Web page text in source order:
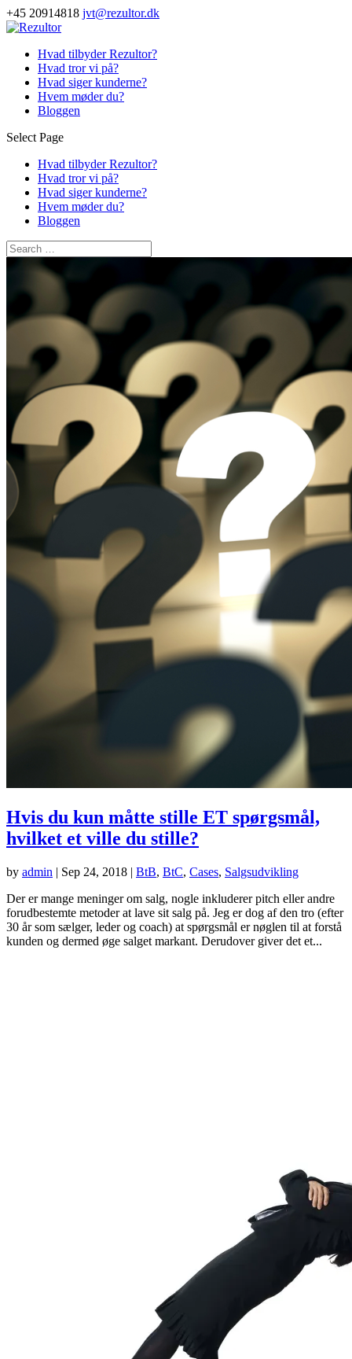
+45 20914818 jvt@rezultor.dk
Hvad tilbyder Rezultor?
Hvad tror vi på?
Hvad siger kunderne?
Hvem møder du?
Bloggen
Select Page
Hvad tilbyder Rezultor?
Hvad tror vi på?
Hvad siger kunderne?
Hvem møder du?
Bloggen
Hvis du kun måtte stille ET spørgsmål,
hvilket et ville du stille?
by admin | Sep 24, 2018 | BtB, BtC, Cases, Salgsudvikling
Der er mange meninger om salg, nogle inkluderer pitch eller andre
forudbestemte metoder at lave sit salg på. Jeg er dog af den tro (efter
30 år som sælger, leder og coach) at spørgsmål er nøglen til at forstå
kunden og dermed øge salget markant. Derudover giver det et...